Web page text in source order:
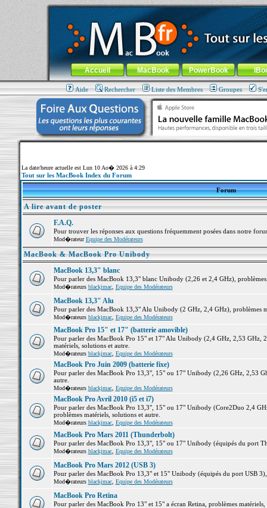
MacBook-fr.com : 100% Apple... 100% nomade !
Aller au contenu-Aller au menu général-Aller au menu de
Menu général
Accueil MacBook PowerBook
Aide Rechercher Liste des Membres Groupes
La date/heure actuelle est Lun 10 Ao� 2026 à 4:29
Tout sur les MacBook Index du Forum
Forum
A lire avant de poster
F.A.Q.
Pour trouver les réponses aux questions fréquemment posées dans notre
Mod�rateurEquipe des Modérateurs
MacBook & MacBook Pro Unibody
MacBook 13,3" blanc
Pour parler des MacBook 13,3" blanc Unibody (2,26 et 2,4 GHz),
Mod�rateurs blackjmac, Equipe des Modérateurs
MacBook 13,3" Alu
Pour parler des MacBook 13,3" Alu Unibody (2 GHz, 2,4 GHz), problèmes
Mod�rateurs blackjmac, Equipe des Modérateurs
MacBook Pro 15" et 17" (batterie amovible)
Pour parler des MacBook Pro 15" et 17" Alu Unibody (2,4 GHz, 2,53 GHz,
matériels, solutions et autre.
Mod�rateurs blackjmac, Equipe des Modérateurs
MacBook Pro Juin 2009 (batterie fixe)
Pour parler des MacBook Pro 13,3", 15" ou 17" Unibody (2,26 GHz, 2,53
autre.
Mod�rateurs blackjmac, Equipe des Modérateurs
MacBook Pro Avril 2010 (i5 et i7)
Pour parler des MacBook Pro 13,3", 15" ou 17" Unibody (Core2Duo 2,4
problèmes matériels, solutions et autre.
Mod�rateurs blackjmac, Equipe des Modérateurs
MacBook Pro Mars 2011 (Thunderbolt)
Pour parler des MacBook Pro 13,3", 15" ou 17" Unibody (équipés du port
Mod�rateurs blackjmac, Equipe des Modérateurs
MacBook Pro Mars 2012 (USB 3)
Pour parler des MacBook Pro 13,3" et 15" Unibody (équipés du port USB
Mod�rateurs blackjmac, Equipe des Modérateurs
MacBook Pro Retina
Pour parler des MacBook Pro 13" et 15" a écran Retina, problèmes matériels,